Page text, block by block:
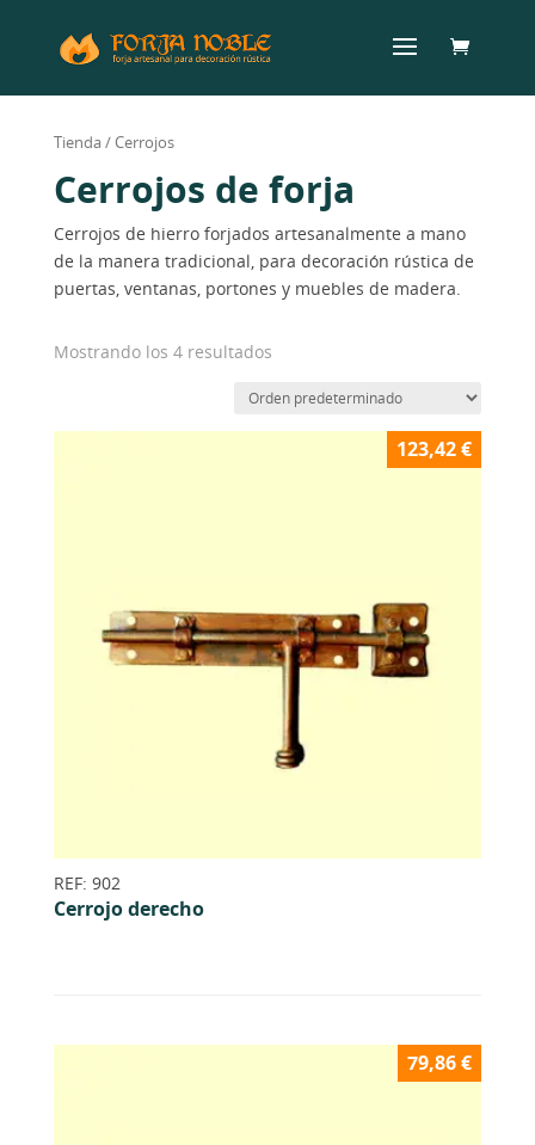
Tienda/ Cerrojos
Cerrojos de forja
Cerrojos de hierro forjados artesanalmente a mano
de la manera tradicional, para decoración rústica de
puertas, ventanas, portones y muebles de madera.
Mostrando los 4 resultados
REF: 902
Cerrojo derecho
123,42€
79,86€